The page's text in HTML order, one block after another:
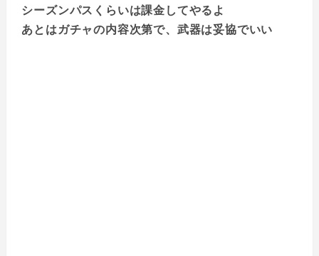
シーズンパスくらいは課金してやるよ
あとはガチャの内容次第で、武器は妥協でいい